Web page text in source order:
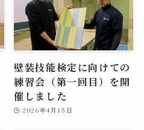
壁装技能検定に向けての
練習会（第一回目）を開
催しました
2026年4月15日